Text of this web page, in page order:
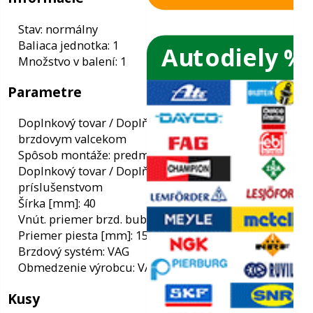
skiel
Informácie
Stav: normálny
Baliaca jednotka: 1
Množstvo v balení: 1
Autodiely %